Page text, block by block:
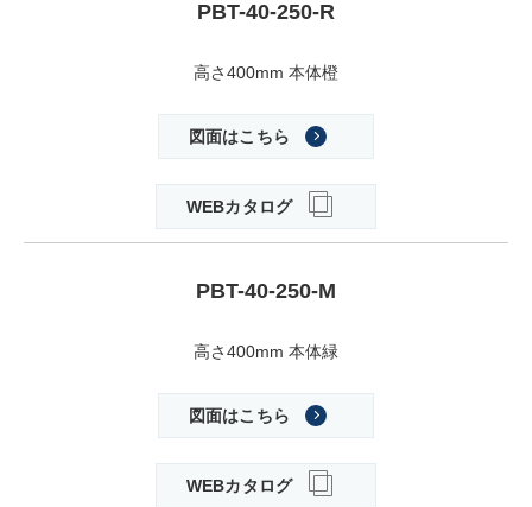
PBT-40-250-R
高さ400mm 本体橙
図面はこちら
WEBカタログ
PBT-40-250-M
高さ400mm 本体緑
図面はこちら
WEBカタログ